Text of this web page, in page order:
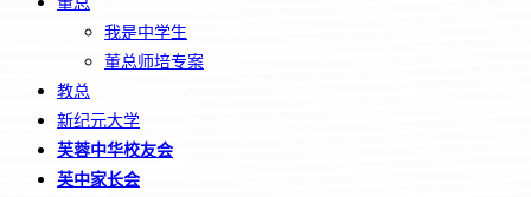
我是中学生
董总师培专案
教总
新纪元大学
芙蓉中华校友会
芙中家长会